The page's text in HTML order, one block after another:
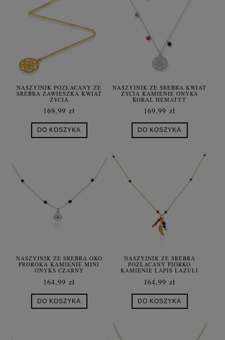
NASZYJNIK POZŁACANY ZE
SREBRA ZAWIESZKA KWIAT
ŻYCIA
169,99 zł
DO KOSZYKA
NASZYJNIK ZE SREBRA KWIAT
ŻYCIA KAMIENIE ONYKS
KORAL HEMATYT
169,99 zł
DO KOSZYKA
NASZYJNIK ZE SREBRA OKO
PROROKA KAMIENIE MINI
ONYKS CZARNY
164,99 zł
DO KOSZYKA
NASZYJNIK ZE SREBRA
POZŁACANY PIÓRKO
KAMIENIE LAPIS LAZULI
164,99 zł
DO KOSZYKA